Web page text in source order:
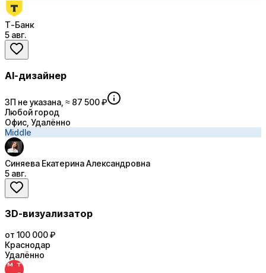
Т-Банк
5 авг.
AI-дизайнер
ЗП не указана, ≈ 87 500 ₽
Любой город
Офис, Удалённо
Middle
Синяева Екатерина Александровна
5 авг.
3D-визуализатор
от 100 000 ₽
Краснодар
Удалённо